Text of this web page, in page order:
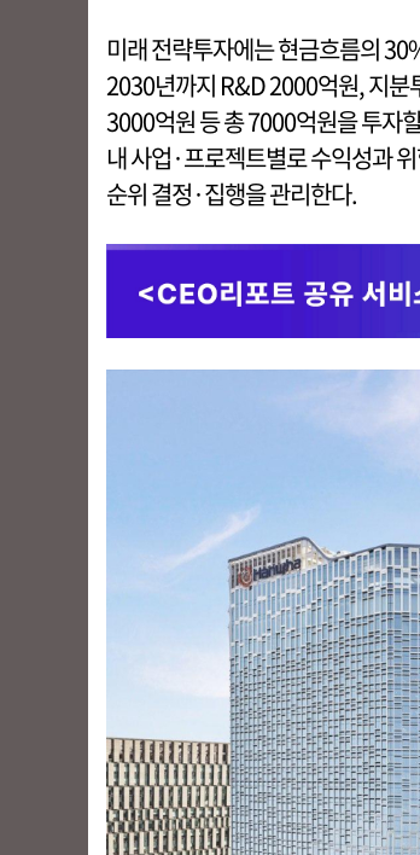
미래 전략투자에는 현금흐름의
2030년까지 R&D 2000억원, 지
3000억원 등 총 7000억원을 투자
내 사업·프로젝트별로 수익성과
순위 결정·집행을 관리한다.